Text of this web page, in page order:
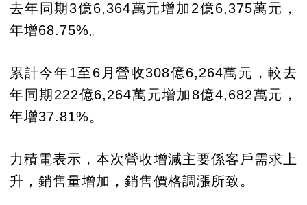
去年同期3億6,364萬元增加2億6,375萬元，
年增68.75%。
累計今年1至6月營收308億6,264萬元，較去
年同期222億6,264萬元增加8億4,682萬元，
年增37.81%。
力積電表示，本次營收增減主要係客戶需求上
升，銷售量增加，銷售價格調漲所致。